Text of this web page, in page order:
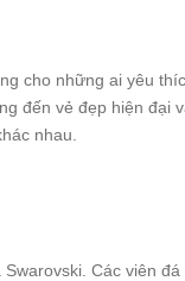
cho những ai yêu
đến vẻ đẹp hiện đại
nhau.
Các viên